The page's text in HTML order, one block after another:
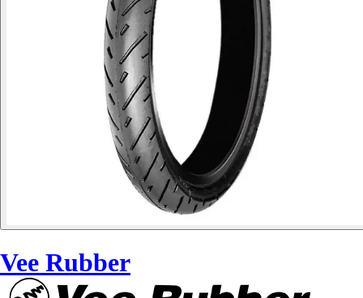
Vee Rubber